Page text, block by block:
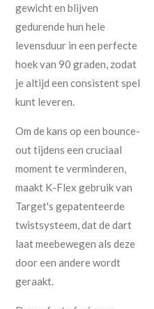
gewicht en blijven
gedurende hun hele
levensduur in een perfecte
hoek van 90 graden, zodat
je altijd een consistent spel
kunt leveren.
Om de kans op een bounce-
out tijdens een cruciaal
moment te verminderen,
maakt K-Flex gebruik van
Target's gepatenteerde
twistsysteem, dat de dart
laat meebewegen als deze
door een andere wordt
geraakt.